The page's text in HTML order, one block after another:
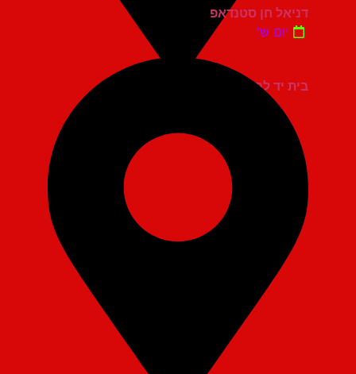
בית יד לבנים אשדוד
דניאל חן סטנדאפ
יום ש'